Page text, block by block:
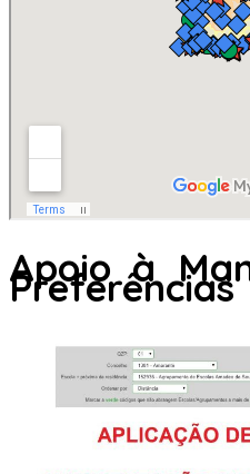
Apoio à
Preferências